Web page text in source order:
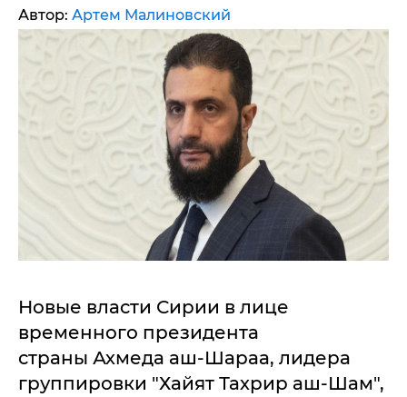
Автор: Артем Малиновский
Новые власти Сирии в лице
временного президента
страны Ахмеда аш-Шараа, лидера
группировки "Хайят Тахрир аш-Шам",